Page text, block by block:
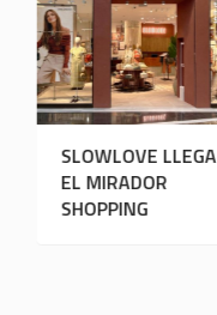
OOTO LLEGA A EL
MIRADOR SHOPPING